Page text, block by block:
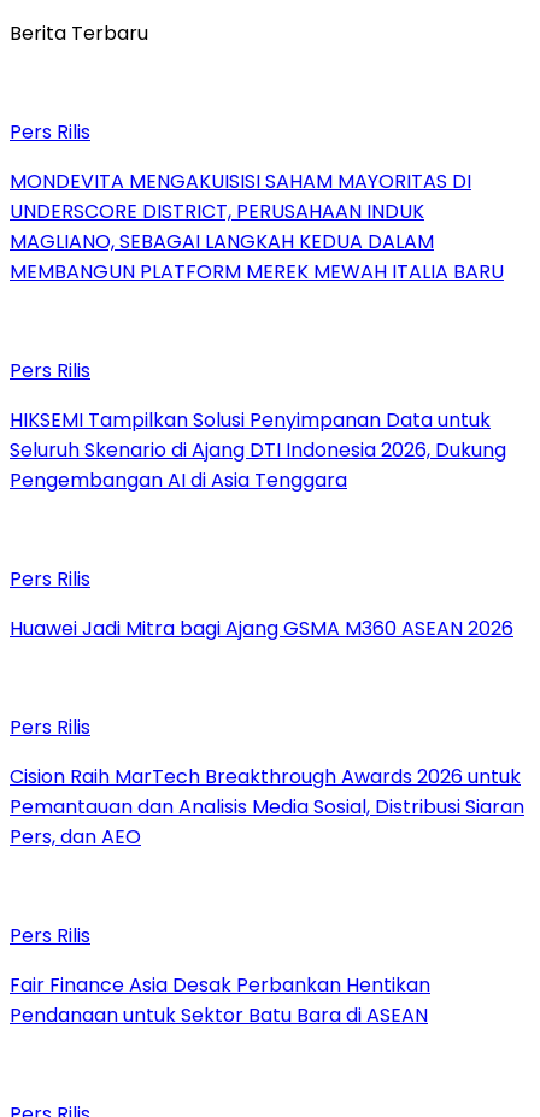
Berita Terbaru
Pers Rilis
MONDEVITA MENGAKUISISI SAHAM MAYORITAS DI
UNDERSCORE DISTRICT, PERUSAHAAN INDUK
MAGLIANO, SEBAGAI LANGKAH KEDUA DALAM
MEMBANGUN PLATFORM MEREK MEWAH ITALIA BARU
Pers Rilis
HIKSEMI Tampilkan Solusi Penyimpanan Data untuk
Seluruh Skenario di Ajang DTI Indonesia 2026, Dukung
Pengembangan AI di Asia Tenggara
Pers Rilis
Huawei Jadi Mitra bagi Ajang GSMA M360 ASEAN 2026
Pers Rilis
Cision Raih MarTech Breakthrough Awards 2026 untuk
Pemantauan dan Analisis Media Sosial, Distribusi Siaran
Pers, dan AEO
Pers Rilis
Fair Finance Asia Desak Perbankan Hentikan
Pendanaan untuk Sektor Batu Bara di ASEAN